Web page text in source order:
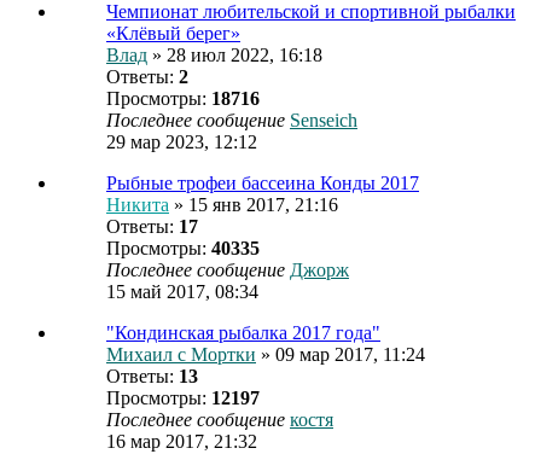
Чемпионат любительской и спортивной рыбалки
«Клёвый берег»
Влад » 28 июл 2022, 16:18
Ответы: 2
Просмотры: 18716
Последнее сообщение Senseich
29 мар 2023, 12:12
Рыбные трофеи бассеина Конды 2017
Никита » 15 янв 2017, 21:16
Ответы: 17
Просмотры: 40335
Последнее сообщение Джорж
15 май 2017, 08:34
"Кондинская рыбалка 2017 года"
Михаил с Мортки » 09 мар 2017, 11:24
Ответы: 13
Просмотры: 12197
Последнее сообщение костя
16 мар 2017, 21:32